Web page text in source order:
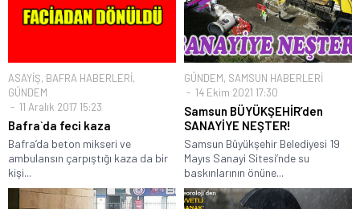
ASAYİŞ, BAFRA HABERLERİ,
GÜNDEM
11 Aralık 2017 15:23
Bafra`da feci kaza
Bafra’da beton mikseri ve
ambulansın çarpıştığı kaza da bir
kişi...
GÜNDEM, SAMSUN HABERLERİ
14 Ekim 2021 17:30
Samsun BÜYÜKŞEHİR’den
SANAYİYE NEŞTER!
Samsun Büyükşehir Belediyesi 19
Mayıs Sanayi Sitesi’nde su
baskınlarının önüne...